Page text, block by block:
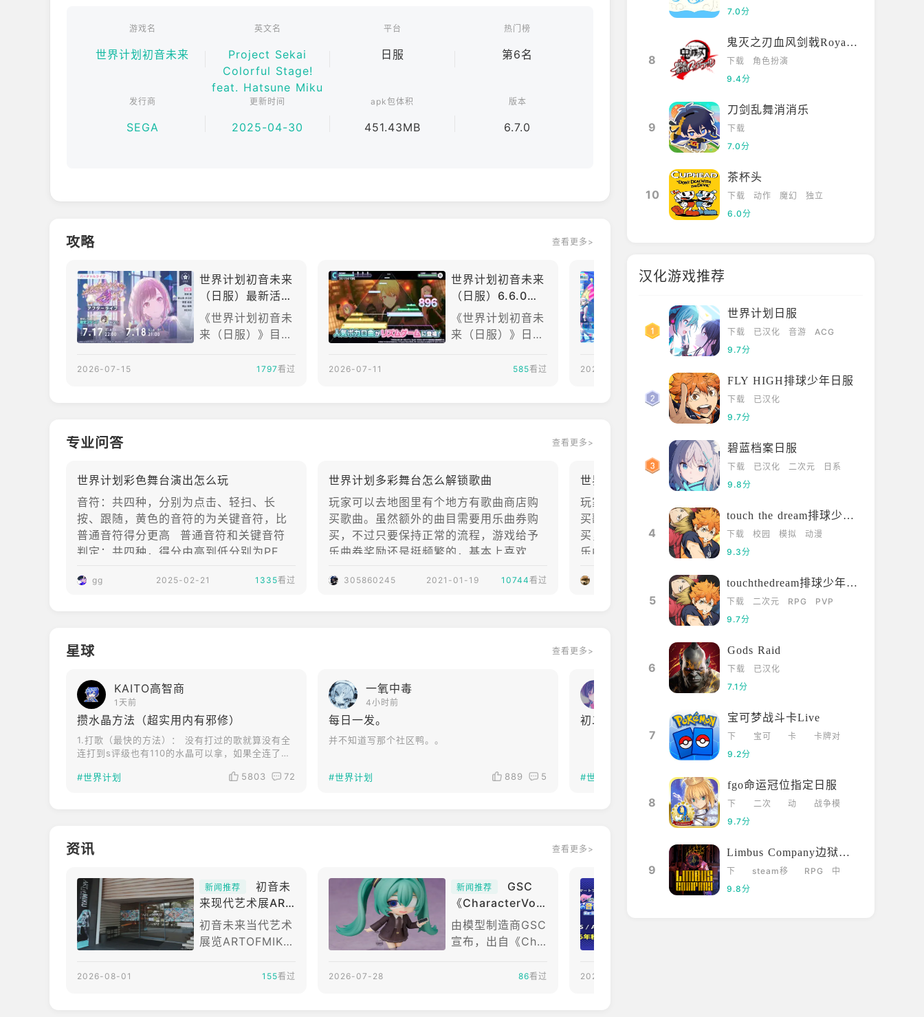
明日野夜空巡逻队（作词：Orangestar、作曲：Orangestar）
奔向黑夜（作词：绫濑，作曲：绫濑）
滚动的少女（作词：wowaka，作曲：wowaka）
世界属于我（作词：ryo，作曲：ryo）
还有20位各具特色的角色登场！
体验在现实世界和“世界”两个场景中展开的故事！
■■“虚拟演唱会”■■
与来自全国各地的玩家一起实时欣赏现场演出！
https://pjsekai.sega.jp/
[推荐设备]
Android 8.0 或更高版本，骁龙 845 或更高版本处理器，4GB 或以上运行内存
[支持语言]
游戏名
世界计划初音未来
英文名
Project Sekai
Colorful Stage!
feat. Hatsune Miku
平台
日服
热门榜
第6名
发行商
SEGA
更新时间
2025-04-30
apk包体积
451.43MB
版本
6.7.0
攻略 查看更多>
世界计划初音未来
（日服）最新活动
"褪せない今を、
彩って"
《世界计划初音未
来（日服）》目前
动是“褪せない今
ない今を、彩って
アフターライ
ブ”。以下只整理
当前仍在进行或即
将开始的内容，已
展开。一、世界计
服正在进行的游戏
2026-07-15 1797看过
世界计划初音未来
（日服）6.6.0版
本更新_世界计划
初音未来（日服）
《世界计划初音未
来（日服）》日文
トセカイカラフル
手游。游戏以初音
未来、镜音铃、镜
音连、巡音流歌、
MEIKO、KAITO等
虚拟歌手，以及原
世界”和“SEKAI”世
2026-07-11 585看过
世界计划初音未来
初音未来PJSK手
游傻瓜式下载安装
方法
世界计划初音未来
日服作为外服手
游，在国内下载安
首先是网络问题，
游戏服务器位于海
外，下载资源和登
缓慢或连接失败。
其次是地区限制，
部分用户在谷歌商
游戏。再次是谷歌
环境依赖，没有完
整GooglePlay服
无法更新。此外，
从APK安装还涉及
未知来源权限设
性差异也可能引发
卡顿或黑屏，对新
手用户来说整体流
程较复杂。一、世
界计划初音
2026-04-20
下载安装图文教
“下载”按钮即可
与iOS版。此次
专业问答 查看更多>
世界计划彩色舞台演出怎么玩
音符：共四种，分别为点击、轻扫、长
按、跟随，黄色的音符的为关键音符，比
普通音符得分更高 普通音符和关键音符
判定：共四种，得分由高到低分别为PERF
以上四种判定得分，则会显示MISS，其中
gg 2025-02-21 1335看过
世界计划多彩舞台怎么解锁歌曲
玩家可以去地图里有个地方有歌曲商店购
买歌曲。虽然额外的曲目需要用乐曲券购
买，不过只要保持正常的流程，游戏给予
乐曲券奖励还是挺频繁的，基本上喜欢的
305860245 2021-01-19 10744看过
世界计划多彩舞台怎么买歌
玩家可以去地图里有个地方有歌曲商店购
买歌曲，虽然额外的曲目需要用乐曲券购
买，不过只要保持正常的流程，游戏给予
乐曲券奖励还是挺频繁的，基本上喜欢的
2021-01-19 3617看过
后按照提示输入
星球 查看更多>
KAITO高智商
1天前
攒水晶方法（超实用内有邪修）
1.打歌（最快的方法）： 没有打过的歌就算没有全
连打到s评级也有110的水晶可以拿，如果全连了还
点击界面中有对话框的小人可以查看区域对话，每
#世界计划 5803 72
一氧中毒
4小时前
每日一发。
并不知道写那个社区鸭。。
#世界计划 889 5
初二牲画的 桃 井 爱 莉！
#世界计划
各位[世界]的居民们
意！刷评是不可取的喔】 头像框还会持
有隐藏款掉落！ 快
资讯 查看更多>
新闻推荐
来现代艺术展ART
OFMIKU海外首站
台北登场 跨界激
初音未来当代艺术
展览ARTOFMIKU
北，第一阶段公众
2026-08-01 155看过
新闻推荐
《CharacterVoc
al系列01初音未
来》黏土人初音未
r.模型 预定2027
由模型制造商GSC
宣布，出自《Cha
01初音未来》「初
2026-07-28 86看过
新闻推荐
2026-07-22
7.0分
8
鬼灭之刃血风剑戟Royale国际服
下载
角色扮演
9.4分
9
刀剑乱舞消消乐
下载
7.0分
10
茶杯头
下载 动作 魔幻
独立
6.0分
汉化游戏推荐
世界计划日服
下载 已汉化 音游
ACG
9.7分
FLY HIGH排球少年日服
下载
已汉化
9.7分
碧蓝档案日服
下载 已汉化 二次元
日系
9.8分
4
touch the dream排球少年韩服
下载 校园 模拟
动漫
9.3分
5
touchthedream排球少年日服
下载 二次元 RPG
PVP
9.7分
6
Gods Raid
下载
已汉化
7.1分
7
宝可梦战斗卡Live
下
载
宝可
卡
卡牌对
9.2分
8
fgo命运冠位指定日服
下
载
二次
动
战争模
9.7分
9
Limbus Company边狱巴士
下
载
steam移
RPG
中
9.8分